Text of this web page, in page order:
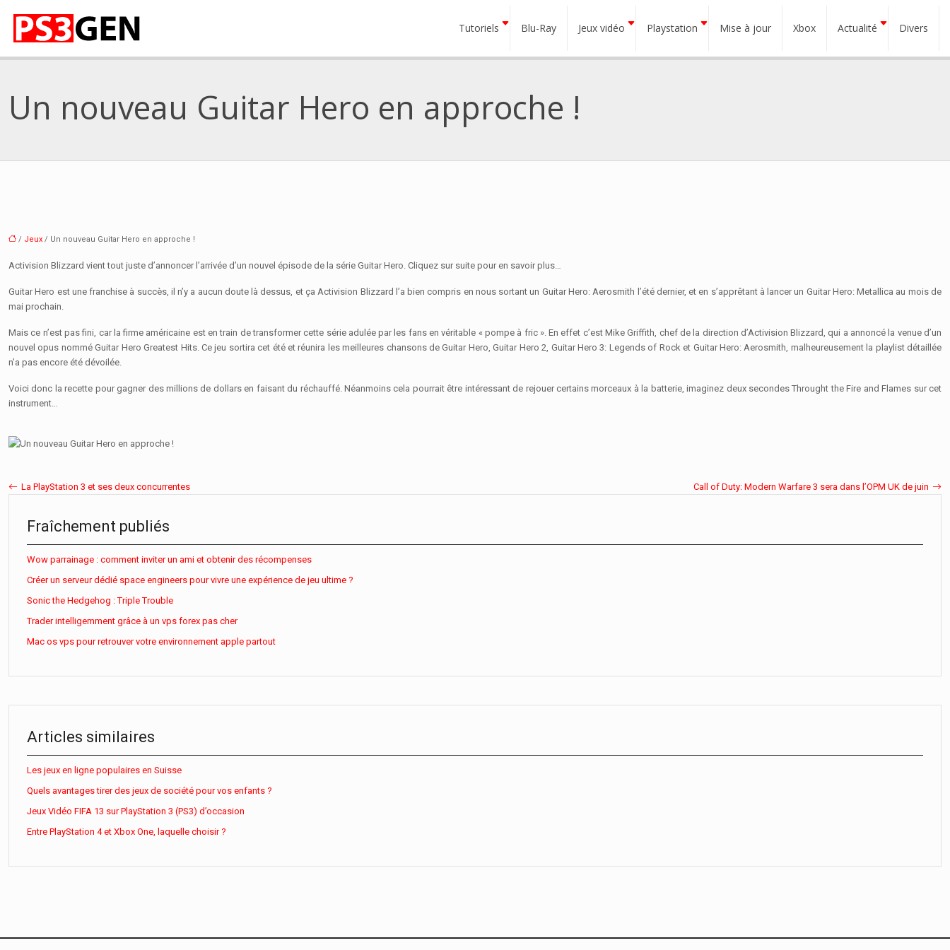
Tutoriels Blu-Ray Jeux vidéo Playstation Mise à jour Xbox Actualité Divers
Un nouveau Guitar Hero en approche !
/ Jeux / Un nouveau Guitar Hero en approche !
Activision Blizzard vient tout juste d’annoncer l’arrivée d’un nouvel épisode de la série Guitar Hero. Cliquez sur suite pour en savoir plus…
Guitar Hero est une franchise à succès, il n’y a aucun doute là dessus, et ça Activision Blizzard l’a bien compris en nous sortant un Guitar Hero: Aerosmith l’été dernier, et en s’apprêtant à lancer un Guitar Hero: Metallica au mois de
mai prochain.
Mais ce n’est pas fini, car la firme américaine est en train de transformer cette série adulée par les fans en véritable « pompe à fric ». En effet c’est Mike Griffith, chef de la direction d’Activision Blizzard, qui a annoncé la venue d’un
nouvel opus nommé Guitar Hero Greatest Hits. Ce jeu sortira cet été et réunira les meilleures chansons de Guitar Hero, Guitar Hero 2, Guitar Hero 3: Legends of Rock et Guitar Hero: Aerosmith, malheureusement la playlist détaillée
n’a pas encore été dévoilée.
Voici donc la recette pour gagner des millions de dollars en faisant du réchauffé. Néanmoins cela pourrait être intéressant de rejouer certains morceaux à la batterie, imaginez deux secondes Throught the Fire and Flames sur cet
instrument…
La PlayStation 3 et ses deux concurrentes Call of Duty: Modern Warfare 3 sera dans l’OPM UK de juin
Fraîchement publiés
Wow parrainage : comment inviter un ami et obtenir des récompenses
Créer un serveur dédié space engineers pour vivre une expérience de jeu ultime ?
Sonic the Hedgehog : Triple Trouble
Trader intelligemment grâce à un vps forex pas cher
Mac os vps pour retrouver votre environnement apple partout
Articles similaires
Les jeux en ligne populaires en Suisse
Quels avantages tirer des jeux de société pour vos enfants ?
Jeux Vidéo FIFA 13 sur PlayStation 3 (PS3) d’occasion
Entre PlayStation 4 et Xbox One, laquelle choisir ?